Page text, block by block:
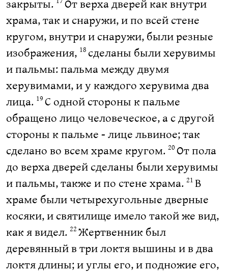
закрыты.
От верха дверей как внутри
храма, так и снаружи, и по всей стене
кругом, внутри и снаружи, были резные
изображения, 18 сделаны были херувимы
и пальмы: пальма между двумя
херувимами, и у каждого херувима два
лица. 19 С одной стороны к пальме
обращено лицо человеческое, а с другой
стороны к пальме - лице львиное; так
сделано во всем храме кругом. 20 От пола
до верха дверей сделаны были херувимы
и пальмы, также и по стене храма. 21 В
храме были четырехугольные дверные
косяки, и святилище имело такой же вид,
как я видел. 22 Жертвенник был
деревянный в три локтя вышины и в два
локтя длины; и углы его, и подножие его,